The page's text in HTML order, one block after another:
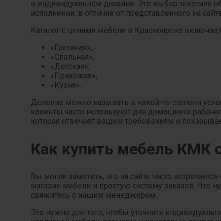
в индивидуальном дизайне. Это выбор текстиля
исполнении, в отличие от представленного на
Каталог с ценами мебели в Красноярске включает
«Гостиная»,
«Спальная»,
«Детская»,
«Прихожая»,
«Кухня».
Деление можно называть в какой-то степени
клиенты часто используют для домашнего
которая отвечает вашим требованиям и
Как купить мебель КМК
Вы могли заметить, что на сайте часто
магазин мебели и простую систему заказов. Что
свяжитесь с нашим менеджером.
Это нужно для того, чтобы уточнить